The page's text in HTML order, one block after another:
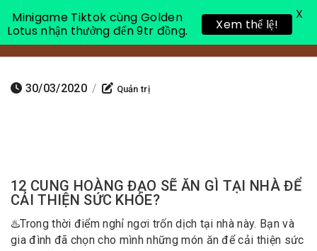
Toggle
30/03/2020 / Quản trị
12 CUNG HOÀNG ĐẠO SẼ ĂN GÌ TẠI NHÀ ĐỂ
CẢI THIỆN SỨC KHỎE?
♨️Trong thời điểm nghỉ ngơi trốn dịch tại nhà này. Bạn và
gia đình đã chọn cho mình những món ăn để cải thiện sức
Minigame Tiktok cùng Golden
Lotus nhận thưởng đến 9tr đồng.
Xem thể lệ!
X